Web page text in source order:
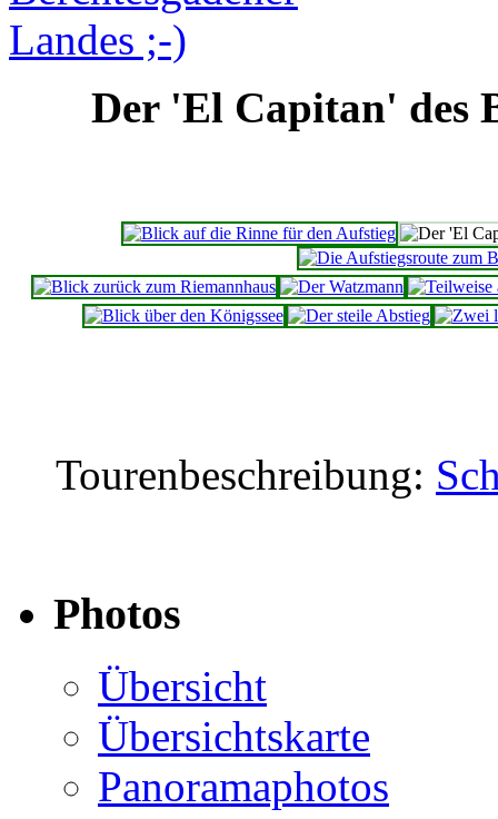
Der 'El Capitan' des
Tourenbeschreibung:
Photos
Übersicht
Übersichtskarte
Panoramaphotos